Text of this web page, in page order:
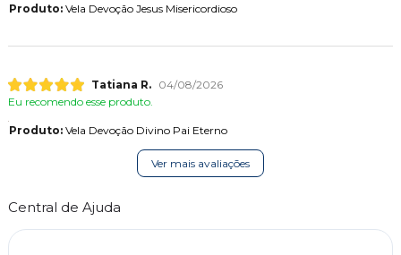
Produto:Vela Devoção Jesus Misericordioso
Tatiana R.
04/08/2026
Eu recomendo esse produto.
Produto:Vela Devoção Divino Pai Eterno
Ver mais avaliações
Central de Ajuda